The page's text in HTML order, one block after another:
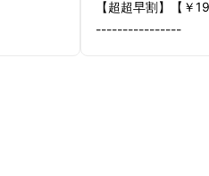
【超超早割】【￥
----------------